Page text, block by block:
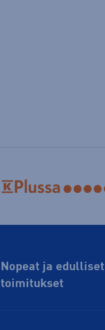
Nopeat ja edulliset
toimitukset